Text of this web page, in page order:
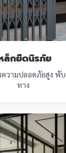
ล็กยืดนิรภัย
วามปลอดภัยสูง พับ
ทาง